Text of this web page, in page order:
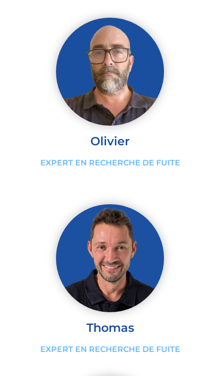
Olivier
EXPERT EN RECHERCHE DE FUITE
Thomas
EXPERT EN RECHERCHE DE FUITE